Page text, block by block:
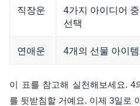
직장운
4가지 아이디어
선택
연애운 4개의 선물 아이
이 표를 참고해 실천해보세요. 4
를 뒷받침할 거예요. 이제 3일로